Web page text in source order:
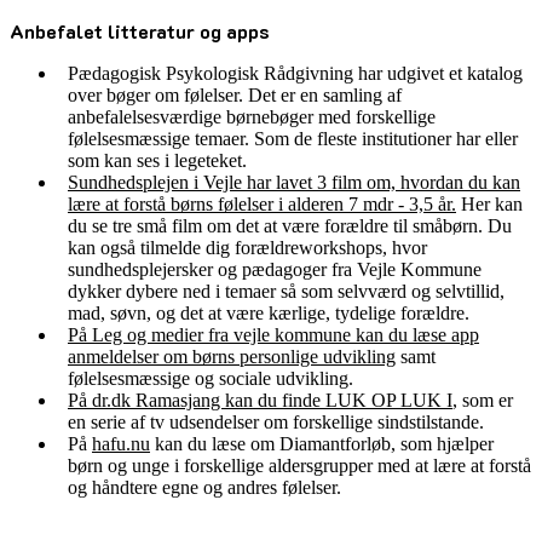
Anbefalet litteratur og apps
Pædagogisk Psykologisk Rådgivning har udgivet et katalog
over bøger om følelser. Det er en samling af
anbefalelsesværdige børnebøger med forskellige
følelsesmæssige temaer. Som de fleste institutioner har eller
som kan ses i legeteket.
Sundhedsplejen i Vejle har lavet 3 film om, hvordan du kan
lære at forstå børns følelser i alderen 7 mdr - 3,5 år. Her kan
du se tre små film om det at være forældre til småbørn. Du
kan også tilmelde dig forældreworkshops, hvor
sundhedsplejersker og pædagoger fra Vejle Kommune
dykker dybere ned i temaer så som selvværd og selvtillid,
mad, søvn, og det at være kærlige, tydelige forældre.
På Leg og medier fra vejle kommune kan du læse app
anmeldelser om børns personlige udvikling samt
følelsesmæssige og sociale udvikling.
På dr.dk Ramasjang kan du finde LUK OP LUK I, som er
en serie af tv udsendelser om forskellige sindstilstande.
På hafu.nu kan du læse om Diamantforløb, som hjælper
børn og unge i forskellige aldersgrupper med at lære at forstå
og håndtere egne og andres følelser.